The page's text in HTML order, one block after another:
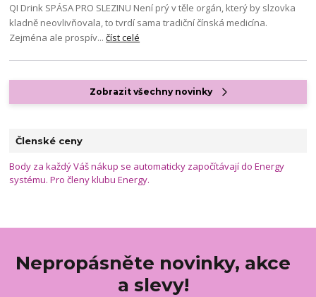
QI Drink SPÁSA PRO SLEZINU Není prý v těle orgán, který by slzovka
kladně neovlivňovala, to tvrdí sama tradiční čínská medicína.
Zejména ale prospív...číst celé
Zobrazit všechny novinky
Členské ceny
Body za každý Váš nákup se automaticky započítávají do Energy
systému. Pro členy klubu Energy.
Nepropásněte novinky, akce
a slevy!